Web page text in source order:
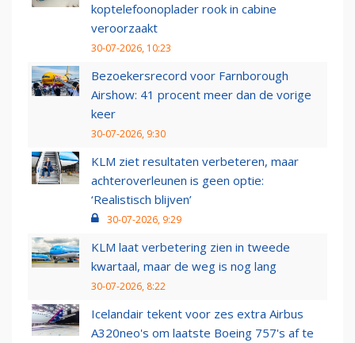
koptelefoonoplader rook in cabine
veroorzaakt
30-07-2026, 10:23
Bezoekersrecord voor Farnborough
Airshow: 41 procent meer dan de vorige
keer
30-07-2026, 9:30
KLM ziet resultaten verbeteren, maar
achteroverleunen is geen optie:
‘Realistisch blijven’
30-07-2026, 9:29
KLM laat verbetering zien in tweede
kwartaal, maar de weg is nog lang
30-07-2026, 8:22
Icelandair tekent voor zes extra Airbus
A320neo's om laatste Boeing 757's af te